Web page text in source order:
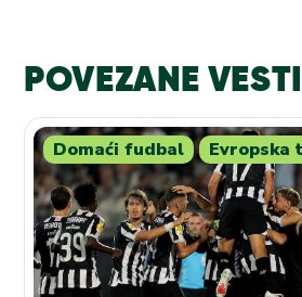
POVEZANE VESTI
Domaći fudbal Evropska